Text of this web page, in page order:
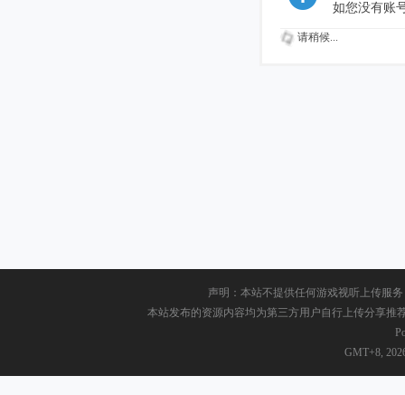
如您没有账
请稍候...
声明：本站不提供任何游戏视听上传服
本站发布的资源内容均为第三方用户自行上传分享推
GMT+8,